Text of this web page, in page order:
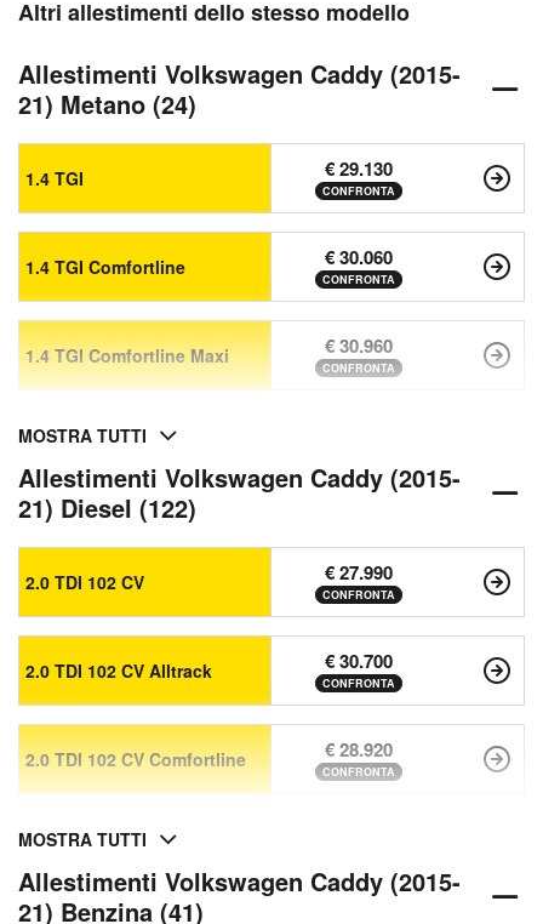
Altri allestimenti dello stesso modello
Allestimenti Volkswagen Caddy (2015-
21) Metano (24)
1.4 TGI € 29.130
CONFRONTA
1.4 TGI Comfortline € 30.060
CONFRONTA
1.4 TGI Comfortline Maxi € 30.960
CONFRONTA
MOSTRA TUTTI
Allestimenti Volkswagen Caddy (2015-
21) Diesel (122)
2.0 TDI 102 CV € 27.990
CONFRONTA
2.0 TDI 102 CV Alltrack € 30.700
CONFRONTA
2.0 TDI 102 CV Comfortline € 28.920
CONFRONTA
MOSTRA TUTTI
Allestimenti Volkswagen Caddy (2015-
21) Benzina (41)